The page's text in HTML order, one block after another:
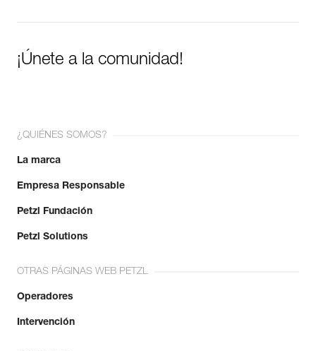
¡Únete a la comunidad!
¿QUIÉNES SOMOS?
La marca
Empresa Responsable
Petzl Fundación
Petzl Solutions
OTRAS PÁGINAS WEB PETZL
Operadores
Intervención